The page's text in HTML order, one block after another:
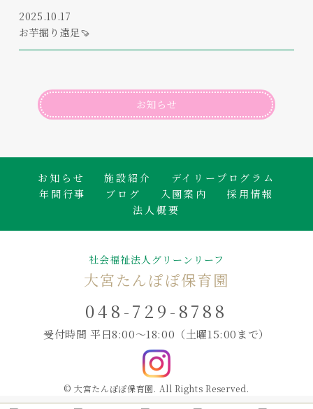
2025.10.17
お芋掘り遠足🍠
お知らせ
お知らせ 施設紹介
デイリープログラム
年間行事
ブログ 入園案内
採用情報
法人概要
社会福祉法人グリーンリーフ
大宮たんぽぽ保育園
048-729-8788
受付時間 平日8:00～18:00 （土曜15:00まで）
© 大宮たんぽぽ保育園. All Rights Reserved.